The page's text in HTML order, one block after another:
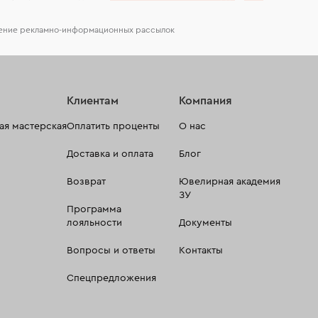
рекламно-информационных рассылок
мастерская
Клиентам
Оплатить проценты
Доставка и оплата
Возврат
Программа
лояльности
Вопросы и ответы
Спецпредложения
Компания
О нас
Блог
Ювелирная академия
ЗУ
Документы
Контакты